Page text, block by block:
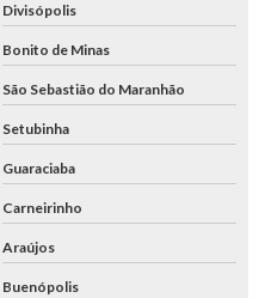
Divisópolis
Bonito de Minas
São Sebastião do Maranhão
Setubinha
Guaraciaba
Carneirinho
Araújos
Buenópolis